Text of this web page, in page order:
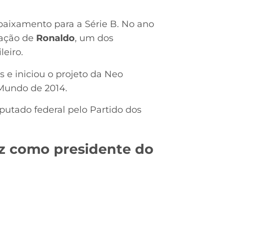
para a Série B. No ano
de Ronaldo, um dos
e iniciou o projeto da Neo
de 2014.
federal pelo Partido dos
como presidente do